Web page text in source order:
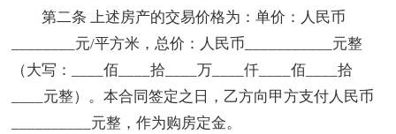
第二条 上述房产的交易价格为：单价：人民币
________元/平方米，总价：人民币___________元整
（大写：____佰____拾____万____仟____佰____拾
____元整）。本合同签定之日，乙方向甲方支付人民币
__________元整，作为购房定金。